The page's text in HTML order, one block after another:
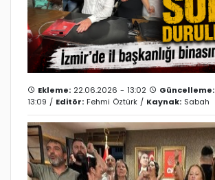
Ekleme: 22.06.2026 - 13:02 Güncelleme:
13:09 / Editör: Fehmi Öztürk / Kaynak: Sabah